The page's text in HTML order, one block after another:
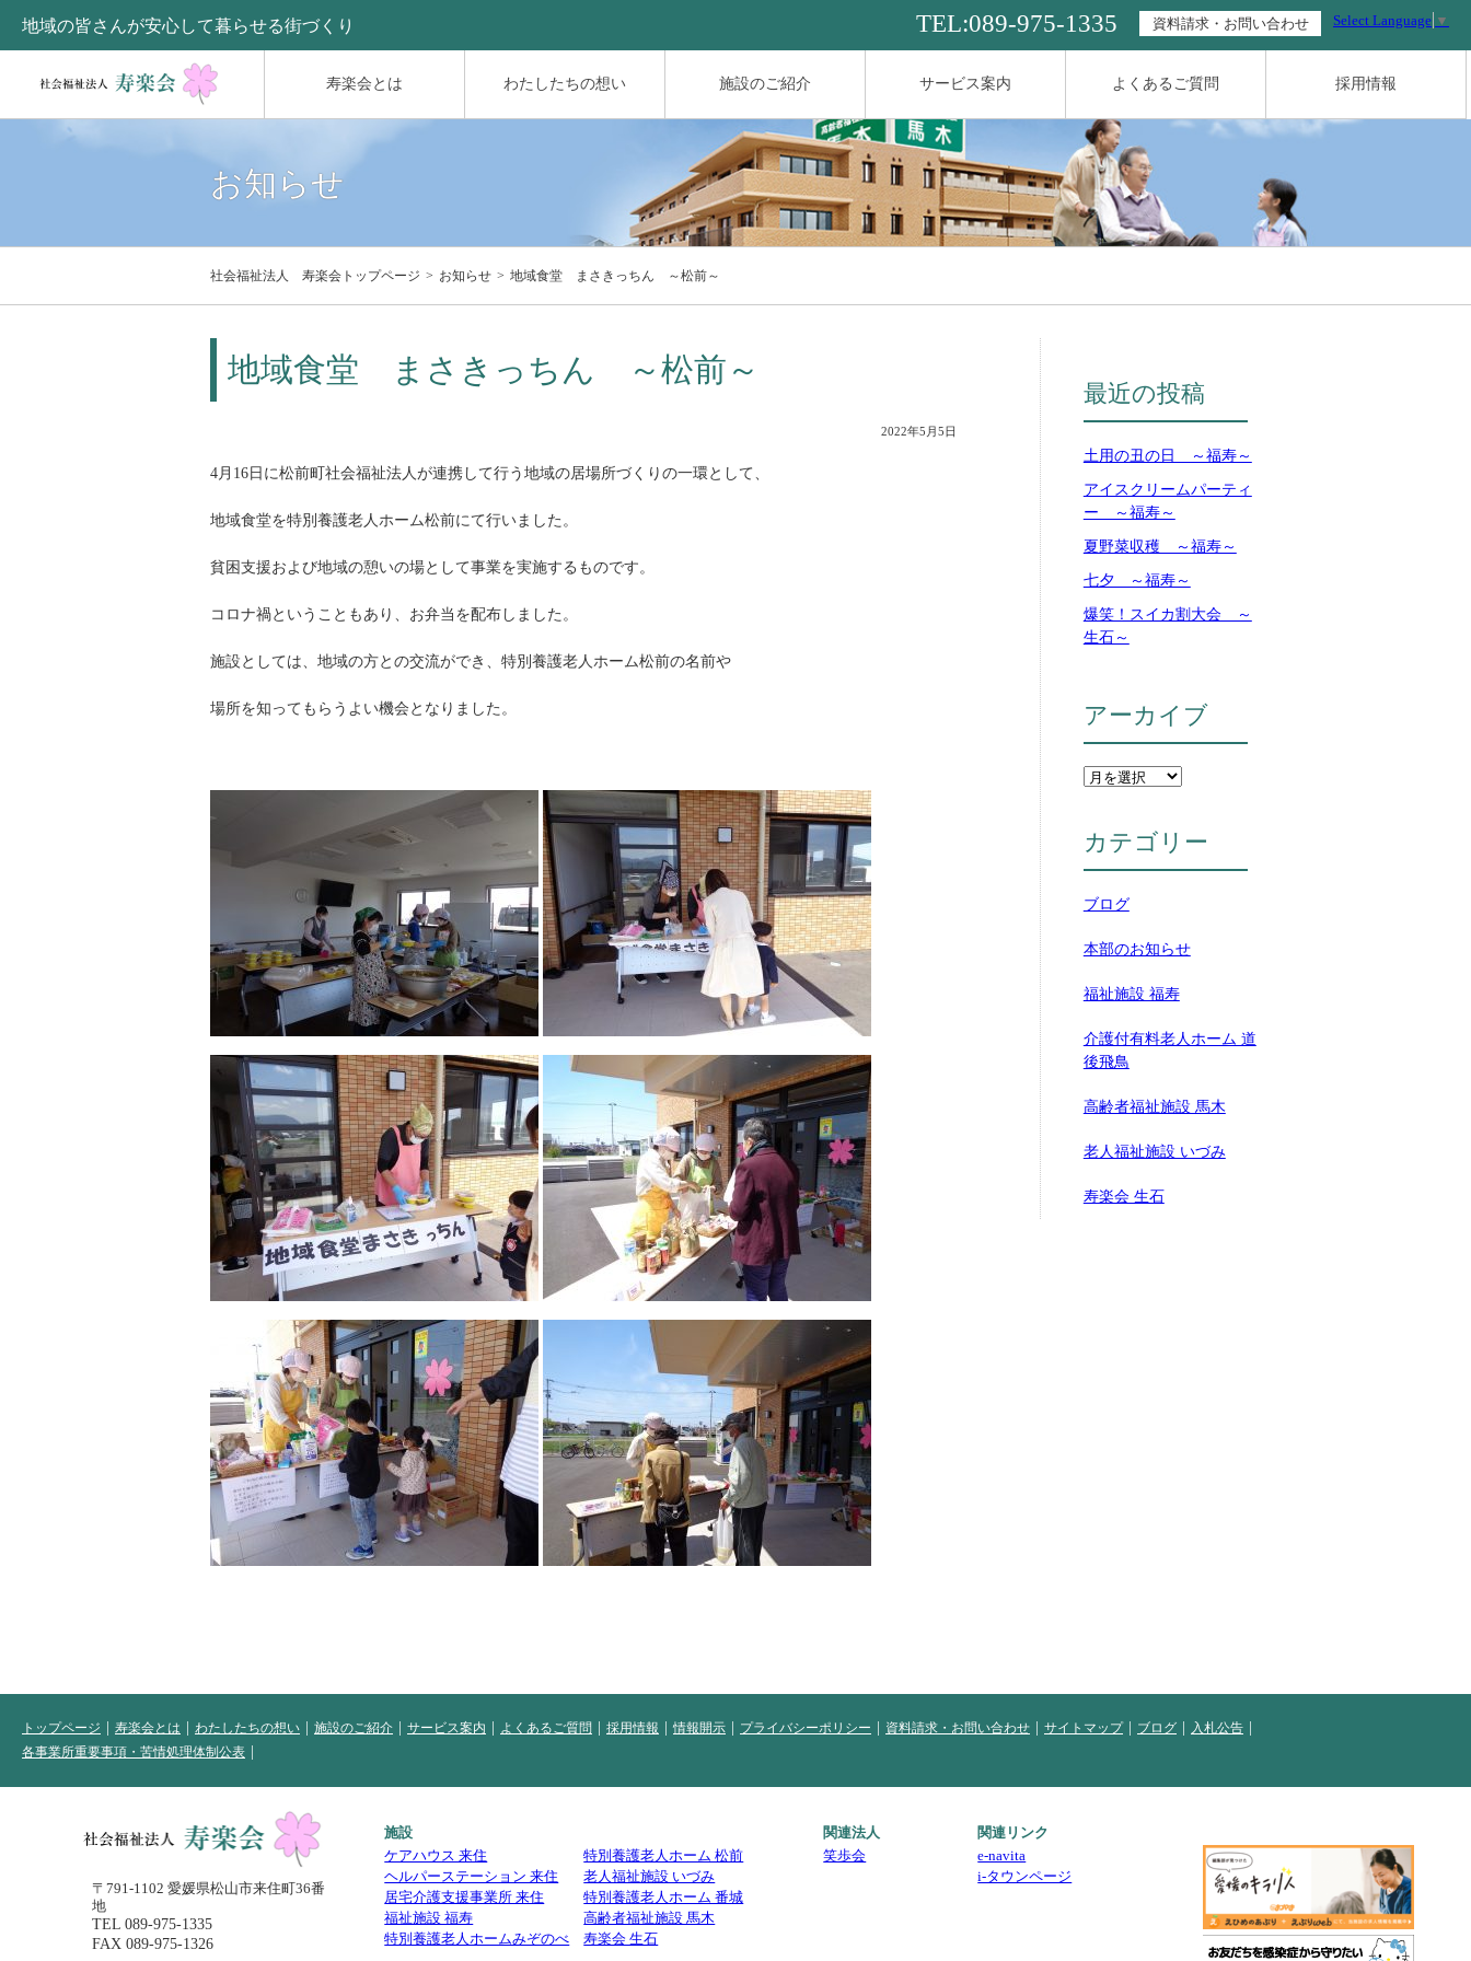
寿楽会とは わたしたちの想い 施設のご紹介 サービス案内 よくあるご質問 採用情報
地域の皆さんが安心して暮らせる街づくり TEL:089-975-1335 資料請求・お問い合わせ Select Language ▼
お知らせ
社会福祉法人 寿楽会トップページ お知らせ 地域食堂 まさきっちん ～松前～
地域食堂 まさきっちん ～松前～
2022年5月5日
4月16日に松前町社会福祉法人が連携して行う地域の居場所づくりの一環として、
地域食堂を特別養護老人ホーム松前にて行いました。
貧困支援および地域の憩いの場として事業を実施するものです。
コロナ禍ということもあり、お弁当を配布しました。
施設としては、地域の方との交流ができ、特別養護老人ホーム松前の名前や
場所を知ってもらうよい機会となりました。
最近の投稿
土用の丑の日 ～福寿～
アイスクリームパーティ
ー ～福寿～
夏野菜収穫 ～福寿～
七夕 ～福寿～
爆笑！スイカ割大会 ～
生石～
アーカイブ
カテゴリー
ブログ
本部のお知らせ
福祉施設 福寿
介護付有料老人ホーム 道
後飛鳥
高齢者福祉施設 馬木
老人福祉施設 いづみ
寿楽会 生石
トップページ 寿楽会とは わたしたちの想い 施設のご紹介 サービス案内 よくあるご質問 採用情報 情報開示 プライバシーポリシー 資料請求・お問い合わせ サイトマップ ブログ
入札公告
各事業所重要事項・苦情処理体制公表
〒791-1102 愛媛県松山市来住町36番
地
TEL089-975-1335
FAX 089-975-1326
施設
ケアハウス 来住
ヘルパーステーション 来住
居宅介護支援事業所 来住
福祉施設 福寿
特別養護老人ホームみぞのべ
特別養護老人ホーム 松前
老人福祉施設 いづみ
特別養護老人ホーム 番城
高齢者福祉施設 馬木
寿楽会 生石
関連法人
笑歩会
関連リンク
e-navita
i-タウンページ